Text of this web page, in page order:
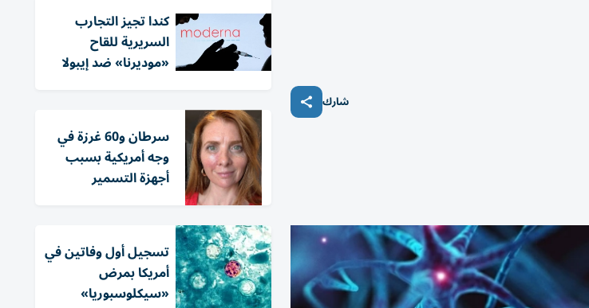
شارك
كندا تجيز التجارب
السريرية للقاح
«موديرنا» ضد إيبولا
سرطان و60 غرزة في
وجه أمريكية بسبب
أجهزة التسمير
تسجيل أول وفاتين في
أمريكا بمرض
«سيكلوسبوريا»